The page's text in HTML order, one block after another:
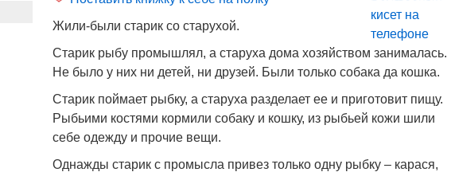
Жили-были старик со старухой.
Старик рыбу промышлял, а старуха дома хозяйством занималась.
Не было у них ни детей, ни друзей. Были только собака да кошка.
Старик поймает рыбку, а старуха разделает ее и приготовит пищу.
Рыбьими костями кормили собаку и кошку, из рыбьей кожи шили
себе одежду и прочие вещи.
Однажды старик с промысла привез только одну рыбку – карася,